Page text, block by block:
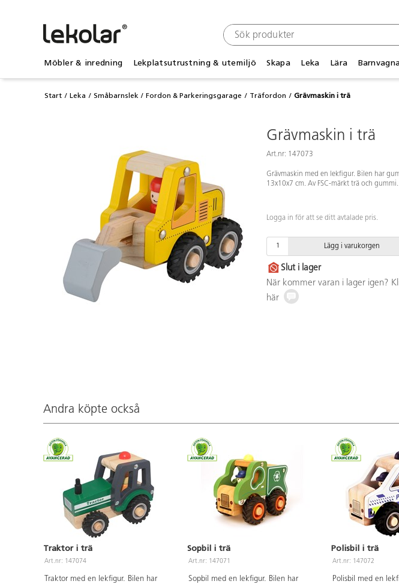
Möbler & inredning Lekplatsutrustning & utemiljö Skapa Leka Lära
Start Leka Småbarnslek Fordon & Parkeringsgarage Träfordon Grävmaskin i trä
Grävmaskin i trä
Art.nr: 147073
Grävmaskin med en lekfigur. Bilen har
13x10x7 cm. Av FSC-märkt trä och
Logga in för att se ditt avtalade pris.
Lägg i varukorgen
Slut i lager
När kommer varan i lager igen?
här
Andra köpte också
Traktor i trä
Art.nr: 147074
Traktor med en lekfigur. Bilen har
Sopbil i trä
Art.nr: 147071
Sopbil med en lekfigur. Bilen har
Polisbil i trä
Art.nr: 147072
Polisbil med en